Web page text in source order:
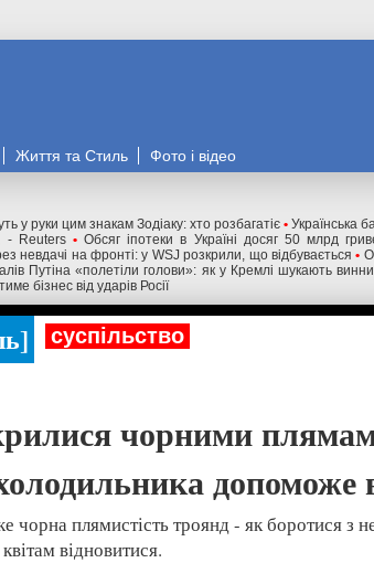
Життя та Стиль Фото і відео
у руки цим знакам Зодіаку: хто розбагатіє • Українська
- Reuters • Обсяг іпотеки в Україні досяг 50 млрд
невдачі на фронті: у WSJ розкрили, що відбувається •
Путіна «полетіли голови»: як у Кремлі шукають
бізнес від ударів Росії
суспільство
чорними
чорна плямистість троянд - як боротися з
відновитися.